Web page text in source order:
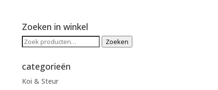
Zoeken in winkel
Zoeken
Zoeken
categorieën
Koi & Steur